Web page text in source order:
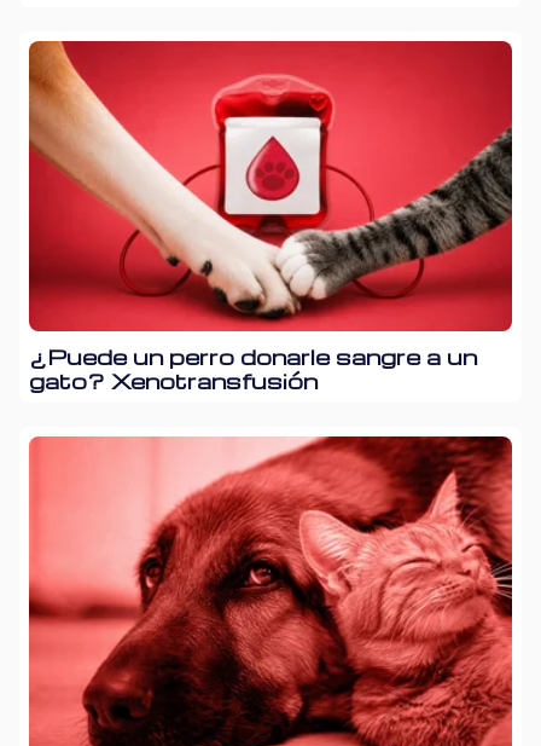
¿Puede un perro donarle sangre a un
gato? Xenotransfusión